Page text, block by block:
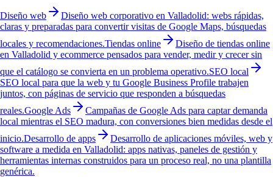
Diseño web
Diseño web corporativo en Valladolid: webs rápidas,
claras y preparadas para convertir visitas de Google Maps, búsquedas
locales y recomendaciones.Tiendas online
Diseño de tiendas online
en Valladolid y ecommerce pensados para vender, medir y crecer sin
que el catálogo se convierta en un problema operativo.SEO local
SEO local para que la web y tu Google Business Profile trabajen
juntos, con páginas de servicio que responden a búsquedas
reales.Google Ads
Campañas de Google Ads para captar demanda
local mientras el SEO madura, con conversiones bien medidas desde el
inicio.Desarrollo de apps
Desarrollo de aplicaciones móviles, web y
software a medida en Valladolid: apps nativas, paneles de gestión y
herramientas internas construidos para un proceso real, no una plantilla
genérica.